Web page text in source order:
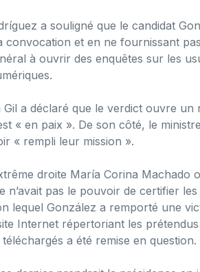
a souligné que le candidat
et en ne fournissant
à ouvrir des enquêtes sur les
a déclaré que le verdict ouvre un
« en paix ». De son côté, le
« rempli leur mission ».
droite María Corina Machado
pas le pouvoir de certifier
lequel González a remporté une
Internet répertoriant les
a été remise en question.